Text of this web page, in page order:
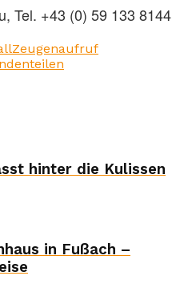
Tel. +43 (0) 59 133 8144
Zeugenaufruf
teilen
hinter die Kulissen
in Fußach –